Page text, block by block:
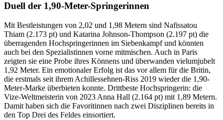
Duell der 1,90-Meter-Springerinnen
Mit Bestleistungen von 2,02 und 1,98 Metern sind Nafissatou
Thiam (2.173 pt) und Katarina Johnson-Thompson (2.197 pt) die
überragenden Hochspringerinnen im Siebenkampf und könnten
auch bei den Spezialistinnen vorne mitmischen. Auch in Paris
zeigten sie eine Probe ihres Könnens und überwanden vielumjubelt
1,92 Meter. Ein emotionaler Erfolg ist das vor allem für die Britin,
die erstmals seit ihrem Achillessehnen-Riss 2019 wieder die 1,90-
Meter-Marke überbieten konnte. Drittbeste Hochspringerin: die
Vize-Weltmeisterin von 2023 Anna Hall (2.164 pt) mit 1,89 Metern.
Damit haben sich die Favoritinnen nach zwei Disziplinen bereits in
den Top Drei des Feldes einsortiert.